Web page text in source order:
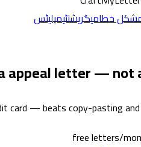
خطامیگریشنٹیمپلیٹس
appeal letter — not
card — beats copy-pasting